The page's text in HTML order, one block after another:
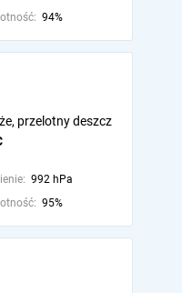
94%
przelotny deszcz
992 hPa
95%